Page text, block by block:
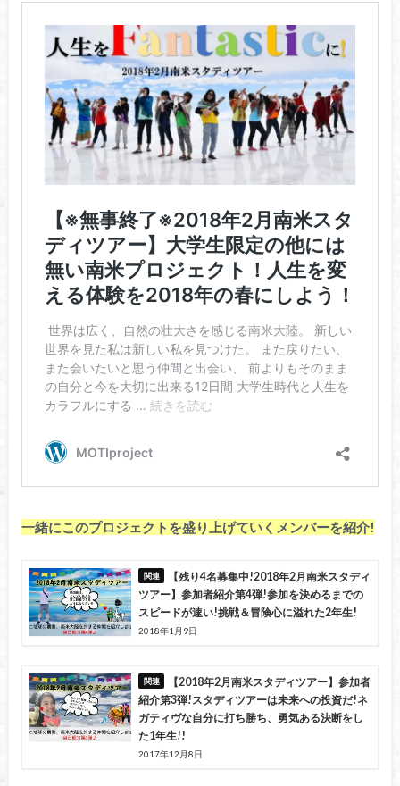
一緒にこのプロジェクトを盛り上げていくメンバーを紹介!
【残り4名募集中!2018年2月南米スタディ
ツアー】参加者紹介第4弾!参加を決めるまでの
スピードが速い!挑戦＆冒険心に溢れた2年生!
2018年1月9日
【2018年2月南米スタディツアー】参加者
紹介第3弾!スタディツアーは未来への投資だ!ネ
ガティヴな自分に打ち勝ち、勇気ある決断をし
た1年生!!
2017年12月8日